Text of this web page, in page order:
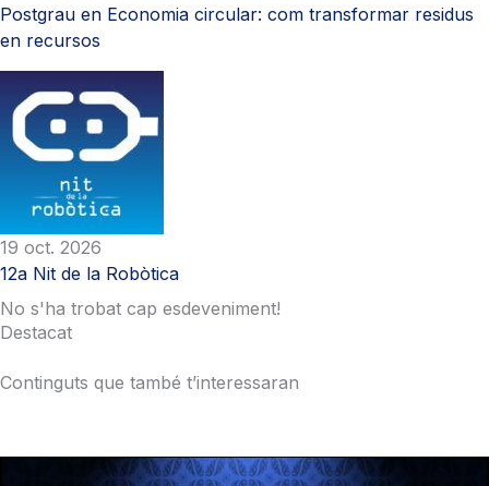
Postgrau en Economia circular: com transformar residus
en recursos
19 oct. 2026
12a Nit de la Robòtica
No s'ha trobat cap esdeveniment!
Destacat
Continguts que també t’interessaran